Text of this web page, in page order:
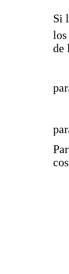
Si
los
de